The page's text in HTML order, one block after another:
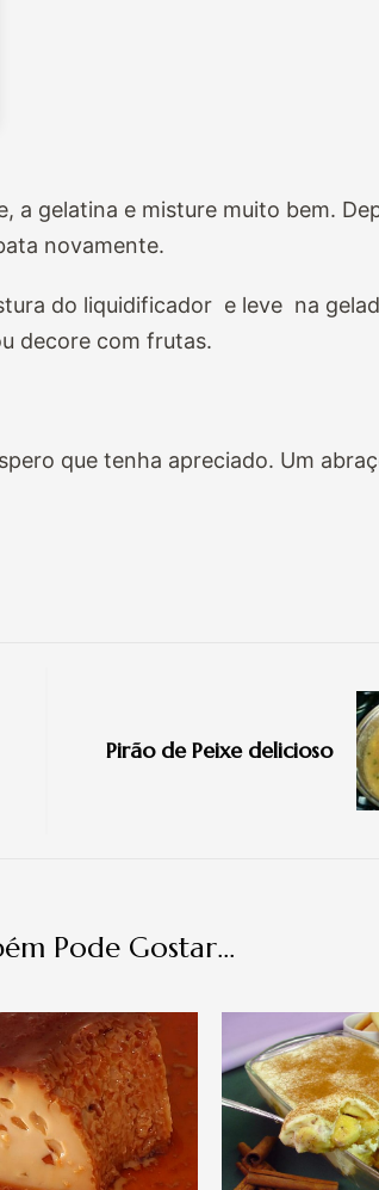
a gelatina e misture muito bem.
novamente.
do liquidificador e leve na
decore com frutas.
que tenha apreciado. Um
Pirão de Peixe delicioso
Pode Gostar...